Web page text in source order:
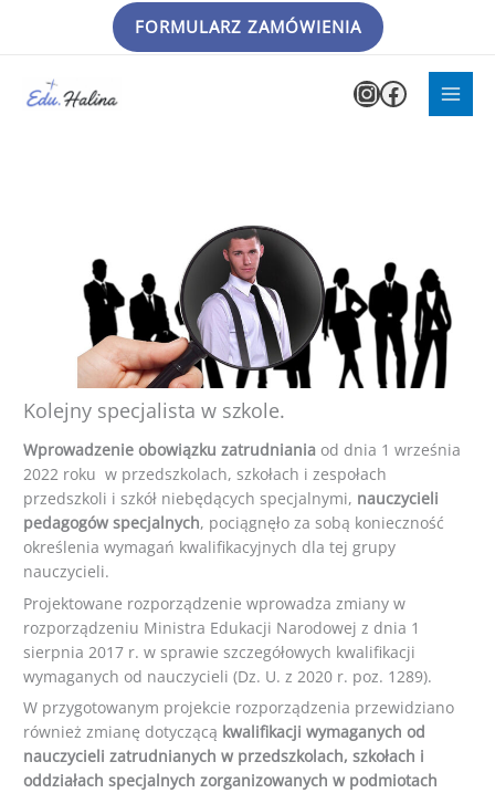
FORMULARZ ZAMÓWIENIA
Instagram
Facebook
Kolejny specjalista w szkole.
Wprowadzenie obowiązku zatrudniania od dnia 1 września
2022 roku w przedszkolach, szkołach i zespołach
przedszkoli i szkół niebędących specjalnymi, nauczycieli
pedagogów specjalnych, pociągnęło za sobą konieczność
określenia wymagań kwalifikacyjnych dla tej grupy
nauczycieli.
Projektowane rozporządzenie wprowadza zmiany w
rozporządzeniu Ministra Edukacji Narodowej z dnia 1
sierpnia 2017 r. w sprawie szczegółowych kwalifikacji
wymaganych od nauczycieli (Dz. U. z 2020 r. poz. 1289).
W przygotowanym projekcie rozporządzenia przewidziano
również zmianę dotyczącą kwalifikacji wymaganych od
nauczycieli zatrudnianych w przedszkolach, szkołach i
oddziałach specjalnych zorganizowanych w podmiotach